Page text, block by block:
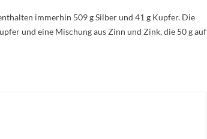
immerhin 509 g Silber und 41 g Kupfer. Die
und eine Mischung aus Zinn und Zink, die 50 g auf